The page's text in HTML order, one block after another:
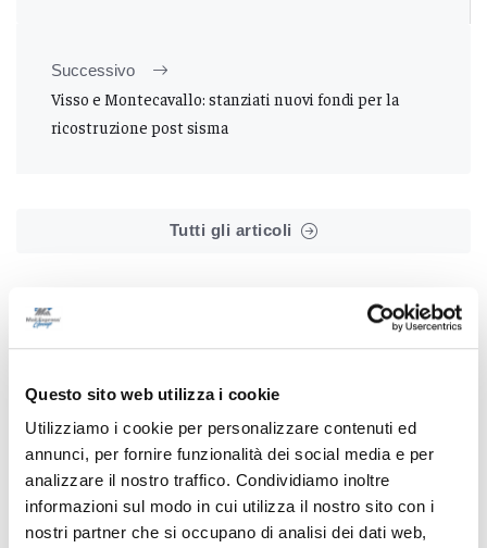
Questo sito web utilizza i cookie
Utilizziamo i cookie per personalizzare contenuti ed
annunci, per fornire funzionalità dei social media e per
analizzare il nostro traffico. Condividiamo inoltre
informazioni sul modo in cui utilizza il nostro sito con i
nostri partner che si occupano di analisi dei dati web,
Successivo
Visso e Montecavallo: stanziati nuovi fondi per la
ricostruzione post sisma
Tutti gli articoli
Correlati